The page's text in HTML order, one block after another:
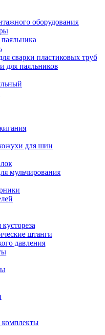
оборудования
сварки пластиковых труб
для паяльников
для шин
мульчирования
штанги
давления
комплекты